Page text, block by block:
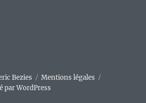
Bezies
Mentions légales
par WordPress